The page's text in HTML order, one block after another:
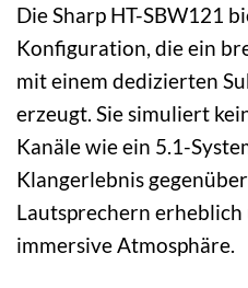
Die Sharp HT-SBW121
Konfiguration, die ein
mit einem dedizierten
erzeugt. Sie simuliert
Kanäle wie ein 5.1-
Klangerlebnis
Lautsprechern
immersive Atmosphäre.